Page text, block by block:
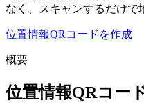
なく、スキャンするだけで
位置情報QRコードを作成
概要
位置情報QRコー